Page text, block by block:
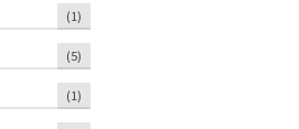
(1)
(5)
(1)